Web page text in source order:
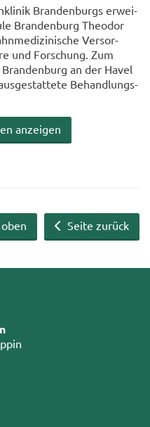
Bran­den­burgs er­wei­
Bran­den­burg Theo­dor
Ver­sor­
und For­schung. Zum
an der Havel
Be­hand­lungs­
an­zei­gen
Seite zurück